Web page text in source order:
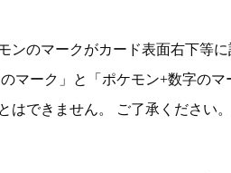
ンのマークがカード表面右下等に
マーク」と「ポケモン+数字のマ
できません。 ご了承ください。_